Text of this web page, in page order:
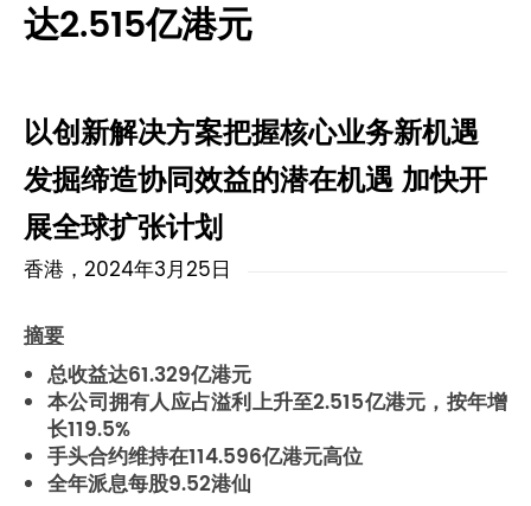
达2.515亿港元
以创新解决方案把握核心业务新机遇
发掘缔造协同效益的潜在机遇 加快开
展全球扩张计划
香港，2024年3月25日
摘要
总收益达61.329亿港元
本公司拥有人应占溢利上升至2.515亿港元，按年增
长119.5%
手头合约维持在114.596亿港元高位
全年派息每股9.52港仙